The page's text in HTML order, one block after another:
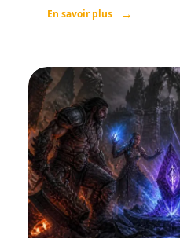
En savoir plus
Loisirs